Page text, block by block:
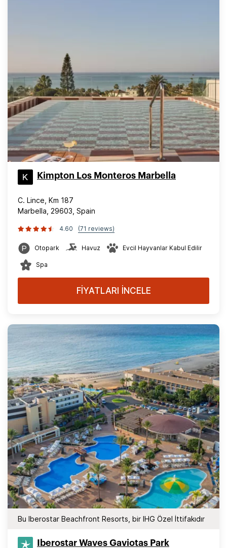
Kimpton Los Monteros Marbella
C. Lince, Km 187
Marbella, 29603, Spain
4.60 (71 reviews)
Otopark Havuz Evcil Hayvanlar Kabul Edilir
Spa
FİYATLARI İNCELE
Bu Iberostar Beachfront Resorts, bir IHG Özel İttifakıdır
Iberostar Waves Gaviotas Park